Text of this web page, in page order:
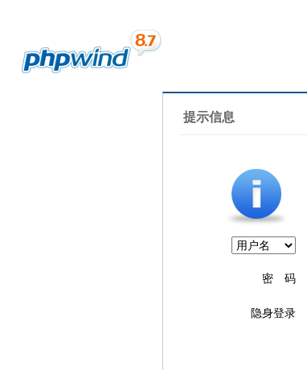
提示信息
密 码
隐身登录